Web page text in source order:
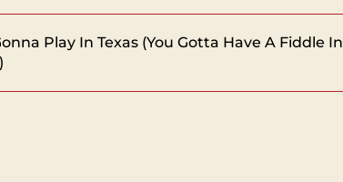
Play In Texas (You Gotta Have A Fiddle In